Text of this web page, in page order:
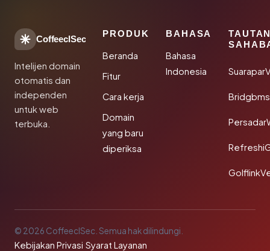
CoffeeclSec
Intelijen domain
otomatis dan
independen
untuk web
terbuka.
PRODUK
Beranda
Fitur
Cara kerja
Domain
yang baru
diperiksa
BAHASA
Bahasa
Indonesia
© 2026 CoffeeclSec. Semua hak dilindungi.
Kebijakan Privasi·Syarat Layanan